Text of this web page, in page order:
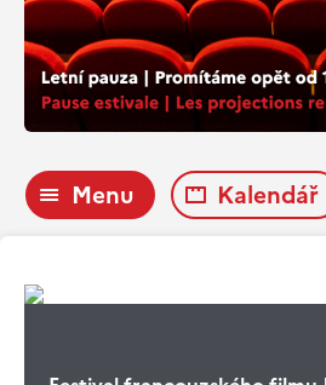
Menu Kalendář